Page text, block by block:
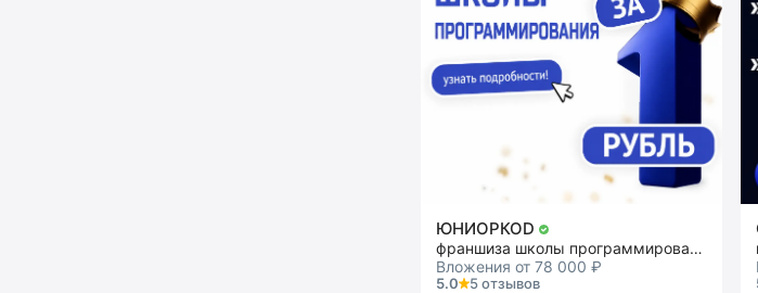
ЮНИОРКОD
франшиза школы программирования
Вложения от 78 000 ₽
5.0
5 отзывов